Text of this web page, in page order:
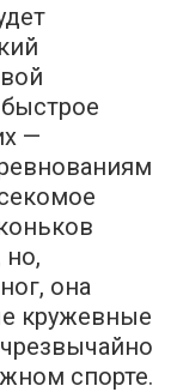
—
но,
она
кружевные
спорте.